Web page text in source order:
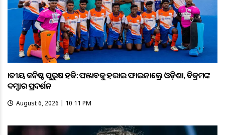
ଜାତୀୟ କନିଷ୍ଠ ପୁରୁଷ ହକି: ପଞ୍ଜାବକୁ ହରାଇ ଫାଇନାଲ୍ରେ ଓଡ଼ିଶା, ବିକ୍ରମଙ୍କ
ଦମ୍ଦାର ପ୍ରଦର୍ଶନ
August 6, 2026 | 10:11 PM